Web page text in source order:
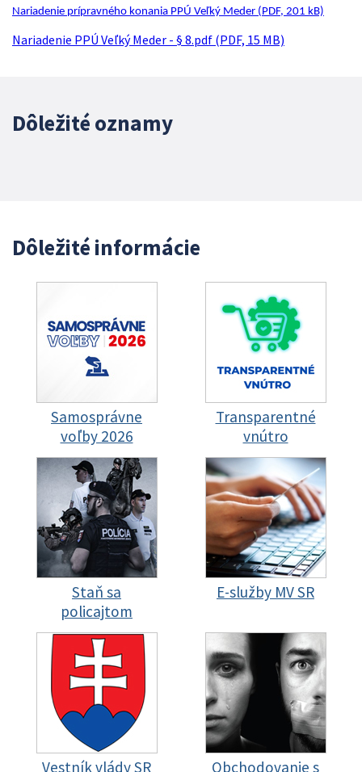
Nariadenie prípravného konania PPÚ Veľký Meder (PDF, 201 kB)
Nariadenie PPÚ Veľký Meder - § 8.pdf (PDF, 15 MB)
Dôležité oznamy
Dôležité informácie
Samosprávne
voľby 2026
Transparentné
vnútro
Staň sa
policajtom
E-služby MV SR
Vestník vlády SR
Obchodovanie s